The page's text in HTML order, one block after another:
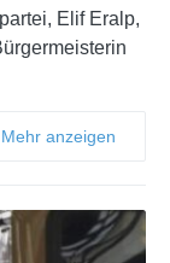
Elif Eralp,
Mehr anzeigen